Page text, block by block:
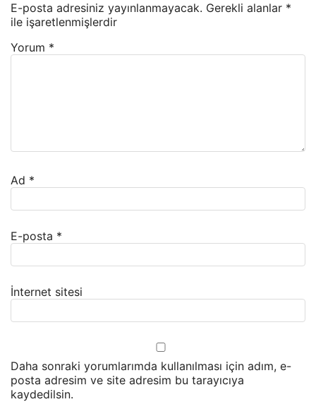
E-posta adresiniz yayınlanmayacak. Gerekli alanlar *
ile işaretlenmişlerdir
Yorum *
Ad *
E-posta *
İnternet sitesi
Daha sonraki yorumlarımda kullanılması için adım, e-
posta adresim ve site adresim bu tarayıcıya
kaydedilsin.